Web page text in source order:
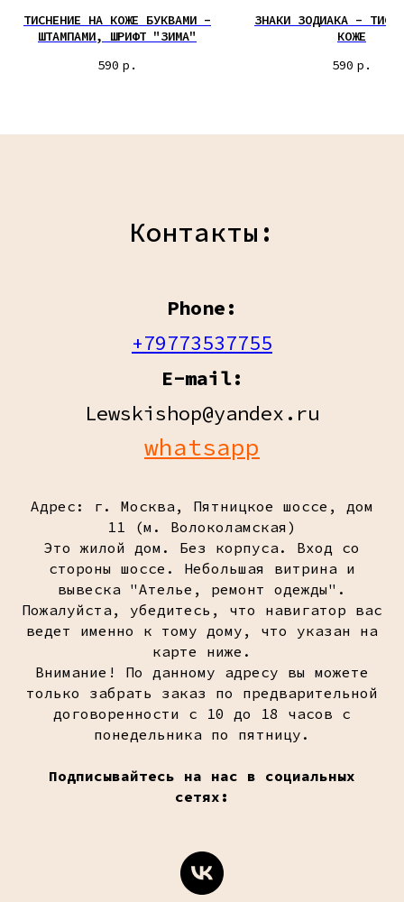
ТИСНЕНИЕ НА КОЖЕ БУКВАМИ -
ШТАМПАМИ, ШРИФТ "ЗИМА"
590 р.
ЗНАКИ ЗОДИАКА -
КОЖЕ
590 р.
Контакты:
Phone:
+79773537755
E-mail:
Lewskishop@yandex.ru
whatsapp
Адрес: г. Москва, Пятницкое шоссе, дом
11 (м. Волоколамская)
Это жилой дом. Без корпуса. Вход со
стороны шоссе. Небольшая витрина и
вывеска "Ателье, ремонт одежды".
Пожалуйста, убедитесь, что навигатор вас
ведет именно к тому дому, что указан на
карте ниже.
Внимание! По данному адресу вы можете
только забрать заказ по предварительной
договоренности с 10 до 18 часов с
понедельника по пятницу.
Подписывайтесь на нас в социальных
сетях: